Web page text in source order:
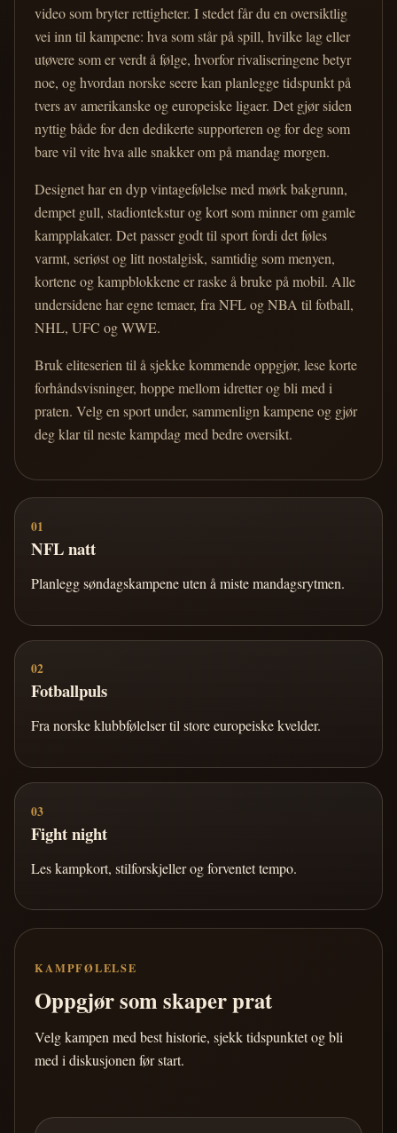
video som bryter rettigheter. I stedet får du en oversiktlig
vei inn til kampene: hva som står på spill, hvilke lag eller
utøvere som er verdt å følge, hvorfor rivaliseringene betyr
noe, og hvordan norske seere kan planlegge tidspunkt på
tvers av amerikanske og europeiske ligaer. Det gjør siden
nyttig både for den dedikerte supporteren og for deg som
bare vil vite hva alle snakker om på mandag morgen.
Designet har en dyp vintagefølelse med mørk bakgrunn,
dempet gull, stadiontekstur og kort som minner om gamle
kampplakater. Det passer godt til sport fordi det føles
varmt, seriøst og litt nostalgisk, samtidig som menyen,
kortene og kampblokkene er raske å bruke på mobil. Alle
undersidene har egne temaer, fra NFL og NBA til fotball,
NHL, UFC og WWE.
Bruk eliteserien til å sjekke kommende oppgjør, lese korte
forhåndsvisninger, hoppe mellom idretter og bli med i
praten. Velg en sport under, sammenlign kampene og gjør
deg klar til neste kampdag med bedre oversikt.
01
NFL natt
Planlegg søndagskampene uten å miste mandagsrytmen.
02
Fotballpuls
Fra norske klubbfølelser til store europeiske kvelder.
03
Fight night
Les kampkort, stilforskjeller og forventet tempo.
KAMPFØLELSE
Oppgjør som skaper prat
Velg kampen med best historie, sjekk tidspunktet og bli
med i diskusjonen før start.